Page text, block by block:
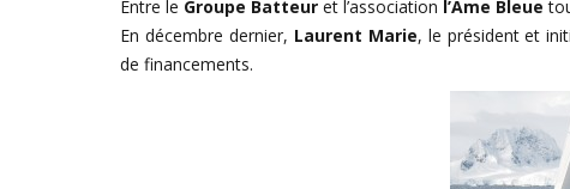
Entre le Groupe Batteur et l’association l’Ame Bleue
En décembre dernier, Laurent Marie, le président et
de financements.